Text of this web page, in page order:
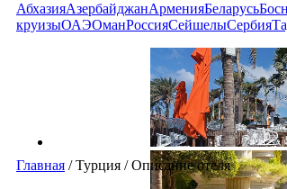
АбхазияАзербайджанАрменияБеларусь
круизыОАЭОманРоссияСейшелыСербия
Главная /Турция /Описание отеля